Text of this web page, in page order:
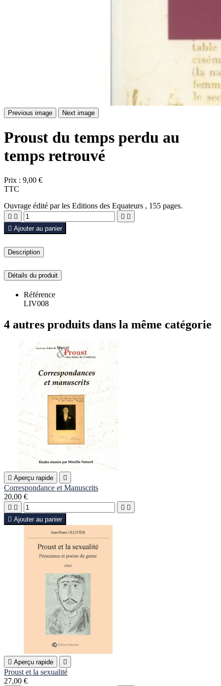
Previous image Next image
Proust du temps perdu au
temps retrouvé
Prix : 9,00 €
TTC
Ouvrage édité par les Editions des Equateurs , 155 pages.
   
 Ajouter au panier
Description
Détails du produit
Référence
LIV008
4 autres produits dans la même catégorie
 Aperçu rapide 
Correspondance et Manuscrits
20,00 €
   
 Ajouter au panier
 Aperçu rapide 
Proust et la sexualité
27,00 €